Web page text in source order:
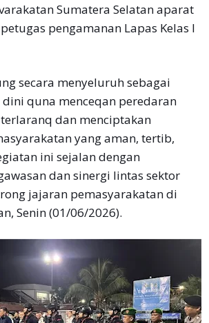
Sumatera Selatan aparat
pengamanan Lapas Kelas I
secara menyeluruh sebagai
quna menceqan peredaran
dan menciptakan
yang aman, tertib,
ini sejalan dengan
dan sinergi lintas sektor
jajaran pemasyarakatan di
Senin (01/06/2026).